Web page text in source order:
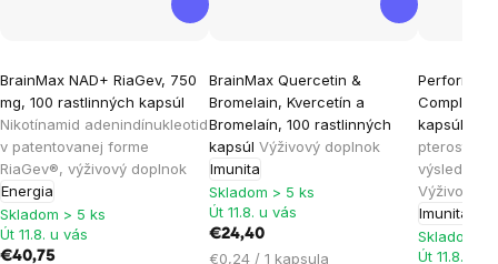
BrainMax NAD+ RiaGev, 750
mg, 100 rastlinných kapsúl
Nikotínamid adenindínukleotid
v patentovanej forme
RiaGev®, výživový doplnok
Energia
hodnotenie
produktu
je
5,0
z
5
hviezdičiek.
Skladom > 5 ks
Út 11.8. u vás
€40,75
BrainMax Quercetin &
Bromelain, Kvercetín a
Bromelaín, 100 rastlinných
kapsúl Výživový doplnok
Imunita
hodnotenie
produktu
je
4,5
z
5
hviezdičiek.
Skladom > 5 ks
Út 11.8. u vás
€24,40
Jednotková
€0,24 / 1 kapsula
Complex,
kapsúl
výsledky v
Výživový
Imunita
produktu
je
4,7
z
5
Skladom >
Út 11.8. u